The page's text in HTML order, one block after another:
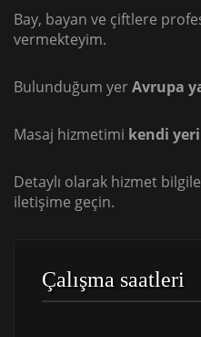
Bay, bayan ve çiftlere
vermekteyim.
Bulunduğum yerAvrupa
Masaj hizmetimi kendi
Detaylı olarak hizmet
iletişime geçin.
Çalışma saatleri